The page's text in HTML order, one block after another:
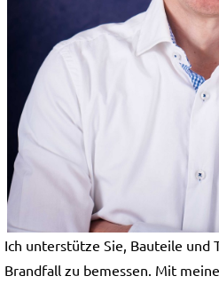
Ich unterstütze Sie, Bauteile und
Brandfall zu bemessen. Mit